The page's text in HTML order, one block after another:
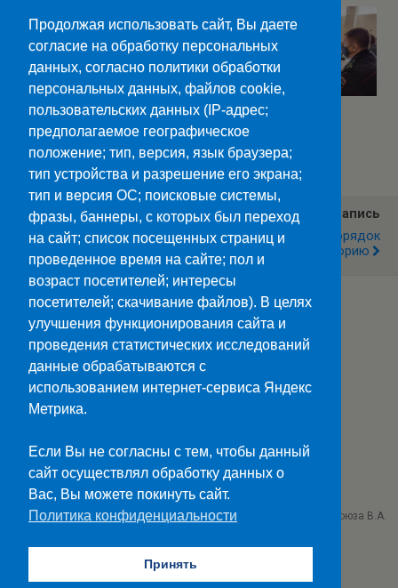
Категории:Новости
Предыдущая Запись
Учебная Тренировка
Следующая Запись
Приводим В Порядок
Территорию
Наверх
Мобильн.
Министерство науки и высшего образования>>
Госуслуги>>
ГБПОУ "Ставропольский колледж связи им. Героя Советского Союза В.А.
Продолжая использовать сайт, Вы даете
согласие на обработку персональных
данных, согласно политики обработки
персональных данных, файлов cookie,
пользовательских данных (IP-адрес;
предполагаемое географическое
положение; тип, версия, язык браузера;
тип устройства и разрешение его экрана;
тип и версия ОС; поисковые системы,
фразы, баннеры, с которых был переход
на сайт; список посещенных страниц и
проведенное время на сайте; пол и
возраст посетителей; интересы
посетителей; скачивание файлов). В целях
улучшения функционирования сайта и
проведения статистических исследований
данные обрабатываются с
использованием интернет-сервиса Яндекс
Метрика.
Если Вы не согласны с тем, чтобы данный
сайт осуществлял обработку данных о
Вас, Вы можете покинуть сайт.
Политика конфиденциальности
Принять